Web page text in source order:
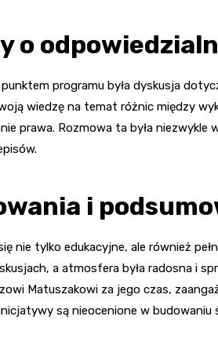
o
programu była dyskusja
wiedzę na temat różnic między
prawa. Rozmowa ta była
i
nie tylko edukacyjne, ale również
a atmosfera była radosna i
Matuszakowi za jego czas,
inicjatywy są nieocenione w